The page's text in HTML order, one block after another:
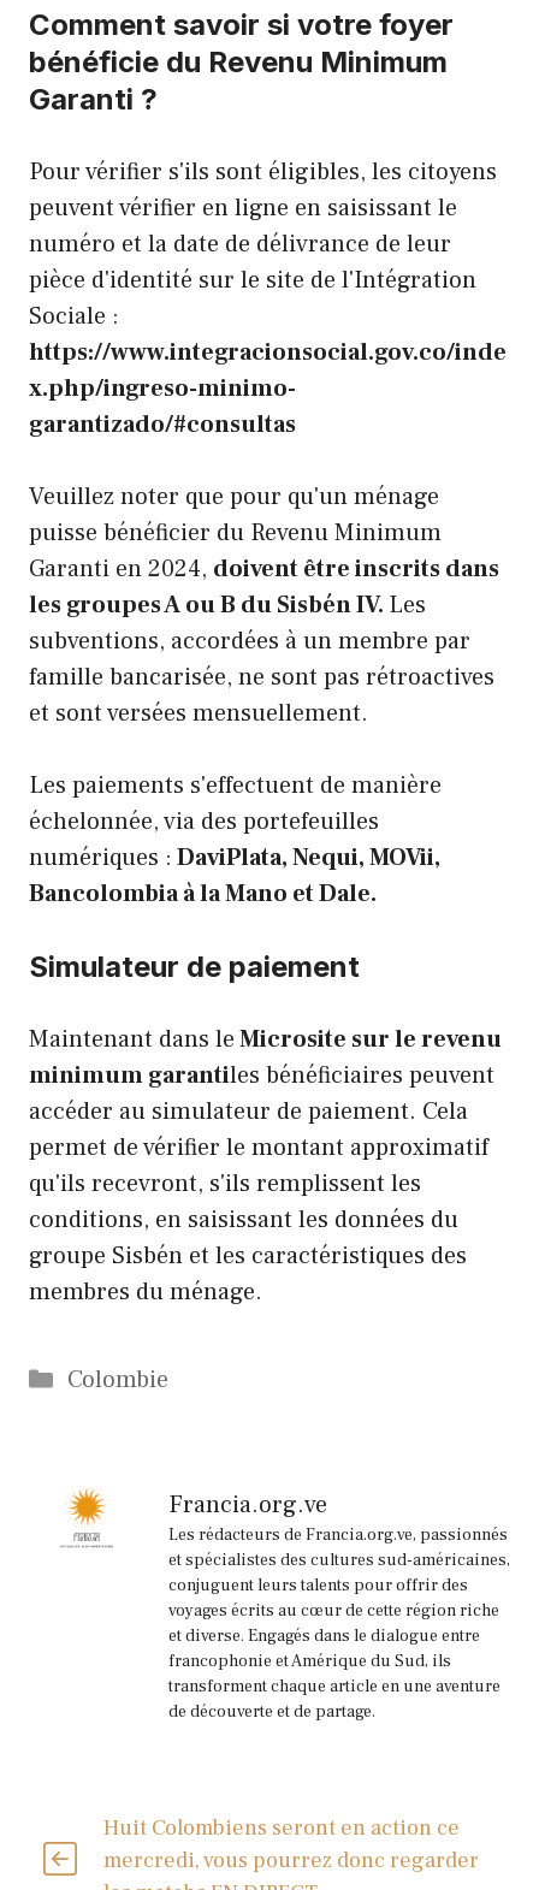
Comment savoir si votre foyer
bénéficie du Revenu Minimum
Garanti ?
Pour vérifier s'ils sont éligibles, les citoyens
peuvent vérifier en ligne en saisissant le
numéro et la date de délivrance de leur
pièce d'identité sur le site de l'Intégration
Sociale :
https://www.integracionsocial.gov.co/inde
x.php/ingreso-minimo-
garantizado/#consultas
Veuillez noter que pour qu'un ménage
puisse bénéficier du Revenu Minimum
Garanti en 2024, doivent être inscrits dans
les groupes A ou B du Sisbén IV. Les
subventions, accordées à un membre par
famille bancarisée, ne sont pas rétroactives
et sont versées mensuellement.
Les paiements s'effectuent de manière
échelonnée, via des portefeuilles
numériques : DaviPlata, Nequi, MOVii,
Bancolombia à la Mano et Dale.
Simulateur de paiement
Maintenant dans leMicrosite sur le revenu
minimum garantiles bénéficiaires peuvent
accéder au simulateur de paiement. Cela
permet de vérifier le montant approximatif
qu'ils recevront, s'ils remplissent les
conditions, en saisissant les données du
groupe Sisbén et les caractéristiques des
membres du ménage.
Catégories
Colombie
Francia.org.ve
Les rédacteurs de Francia.org.ve, passionnés
et spécialistes des cultures sud-américaines,
conjuguent leurs talents pour offrir des
voyages écrits au cœur de cette région riche
et diverse. Engagés dans le dialogue entre
francophonie et Amérique du Sud, ils
transforment chaque article en une aventure
de découverte et de partage.
Huit Colombiens seront en action ce
mercredi, vous pourrez donc regarder